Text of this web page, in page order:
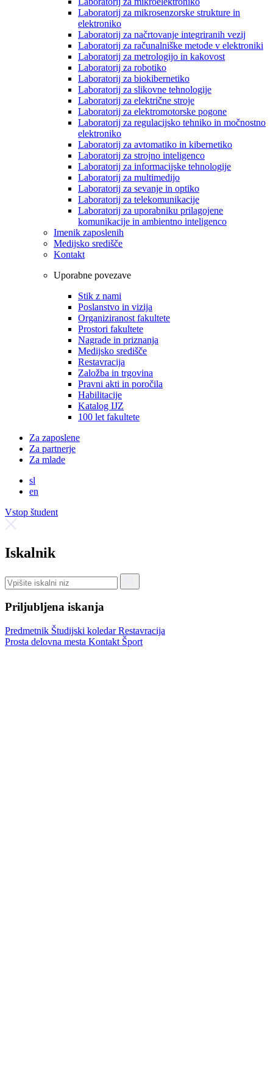
Laboratorij za mikrosenzorske strukture in
elektroniko
Laboratorij za načrtovanje integriranih vezij
Laboratorij za računalniške metode v elektroniki
Laboratorij za metrologijo in kakovost
Laboratorij za robotiko
Laboratorij za biokibernetiko
Laboratorij za slikovne tehnologije
Laboratorij za električne stroje
Laboratorij za elektromotorske pogone
Laboratorij za regulacijsko tehniko in močnostno
elektroniko
Laboratorij za avtomatiko in kibernetiko
Laboratorij za strojno inteligenco
Laboratorij za informacijske tehnologije
Laboratorij za multimedijo
Laboratorij za sevanje in optiko
Laboratorij za telekomunikacije
Laboratorij za uporabniku prilagojene
komunikacije in ambientno inteligenco
Imenik zaposlenih
Medijsko središče
Kontakt
Uporabne povezave
Stik z nami
Poslanstvo in vizija
Organiziranost fakultete
Prostori fakultete
Nagrade in priznanja
Medijsko središče
Restavracija
Založba in trgovina
Pravni akti in poročila
Habilitacije
Katalog IJZ
100 let fakultete
Za zaposlene
Za partnerje
Za mlade
sl
en
Vstop študent
Iskalnik
Priljubljena iskanja
Predmetnik Študijski koledarRestavracija
Prosta delovna mesta Kontakt Šport